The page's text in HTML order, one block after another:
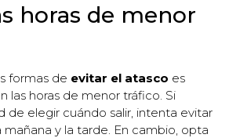
horas de menor
formas de evitar el atasco es
las horas de menor tráfico. Si
de elegir cuándo salir, intenta evitar
mañana y la tarde. En cambio, opta